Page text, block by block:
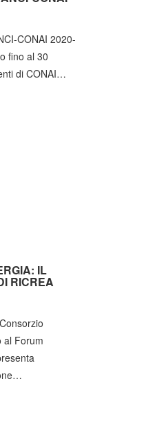
CONAI 2020-
fino al 30
di CONAI…
IL
RICREA
al Forum